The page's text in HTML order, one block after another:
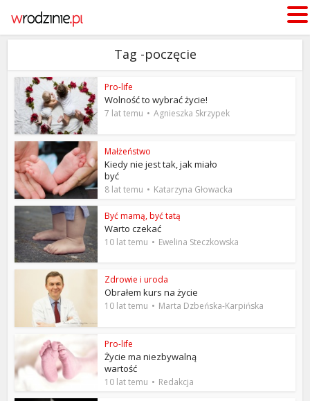
Tag -poczęcie
Pro-life
Wolność to wybrać życie!
7 lat temu Agnieszka Skrzypek
Małżeństwo
Kiedy nie jest tak, jak miało
być
8 lat temu Katarzyna Głowacka
Być mamą, być tatą
Warto czekać
10 lat temu Ewelina Steczkowska
Zdrowie i uroda
Obrałem kurs na życie
10 lat temu Marta Dzbeńska-Karpińska
Pro-life
Życie ma niezbywalną
wartość
10 lat temu Redakcja